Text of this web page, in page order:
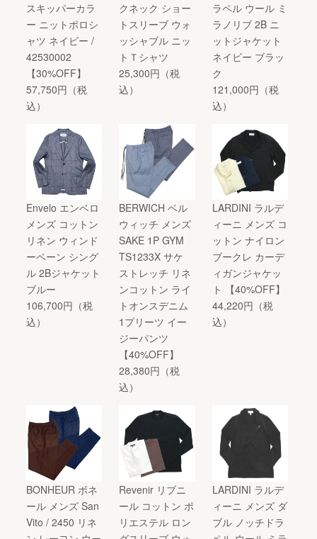
スキッパーカラ
ー ニットポロシ
ャツ ネイビー /
42530002
【30%OFF】
57,750円（税
込）
クネック ショー
トスリーブ ウォ
ッシャブル ニッ
トＴシャツ
25,300円（税
込）
ラペル ウール ミ
ラノリブ 2B ニ
ットジャケット
ネイビー ブラッ
ク
121,000円（税
込）
Envelo エンベロ
メンズ コットン
リネン ウィンド
ーペーン シング
ル 2Bジャケット
ブルー
106,700円（税
込）
BERWICH ベル
ウィッチ メンズ
SAKE 1P GYM
TS1233X サケ
ストレッチ リネ
ンコットン ライ
トオンスデニム
1プリーツ イー
ジーパンツ
【40%OFF】
28,380円（税
込）
LARDINI ラルデ
ィーニ メンズ コ
ットン ナイロン
ブークレ カーデ
ィガンジャケッ
ト 【40%OFF】
44,220円（税
込）
BONHEUR ボネ
ール メンズ San
Vito / 2450 リネ
Revenir リブニ
ール コットン ポ
リエステル ロン
LARDINI ラルデ
ィーニ メンズ ダ
ブル ノッチドラ